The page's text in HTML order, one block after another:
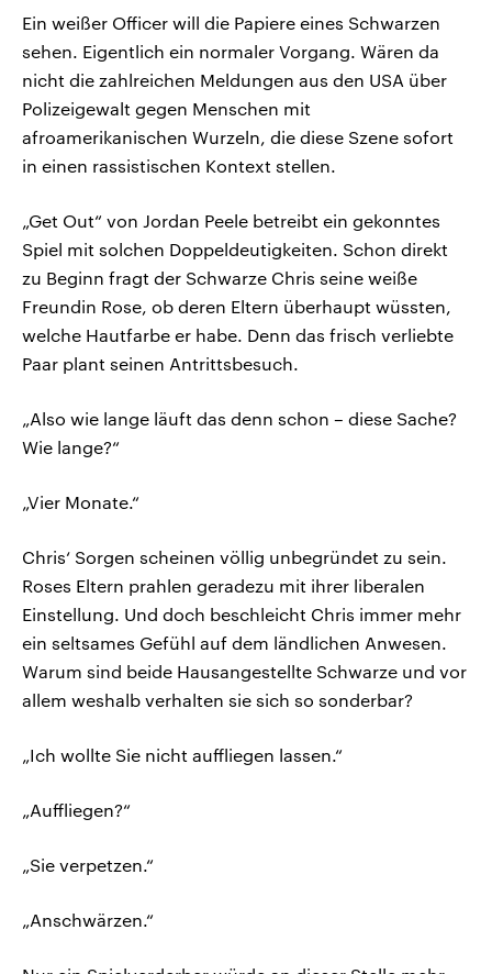
Ein weißer Officer will die Papiere eines Schwarzen
sehen. Eigentlich ein normaler Vorgang. Wären da
nicht die zahlreichen Meldungen aus den USA über
Polizeigewalt gegen Menschen mit
afroamerikanischen Wurzeln, die diese Szene sofort
in einen rassistischen Kontext stellen.
„Get Out“ von Jordan Peele betreibt ein gekonntes
Spiel mit solchen Doppeldeutigkeiten. Schon direkt
zu Beginn fragt der Schwarze Chris seine weiße
Freundin Rose, ob deren Eltern überhaupt wüssten,
welche Hautfarbe er habe. Denn das frisch verliebte
Paar plant seinen Antrittsbesuch.
„Also wie lange läuft das denn schon – diese Sache?
Wie lange?“
„Vier Monate.“
Chris‘ Sorgen scheinen völlig unbegründet zu sein.
Roses Eltern prahlen geradezu mit ihrer liberalen
Einstellung. Und doch beschleicht Chris immer mehr
ein seltsames Gefühl auf dem ländlichen Anwesen.
Warum sind beide Hausangestellte Schwarze und vor
allem weshalb verhalten sie sich so sonderbar?
„Ich wollte Sie nicht auffliegen lassen.“
„Auffliegen?“
„Sie verpetzen.“
„Anschwärzen.“